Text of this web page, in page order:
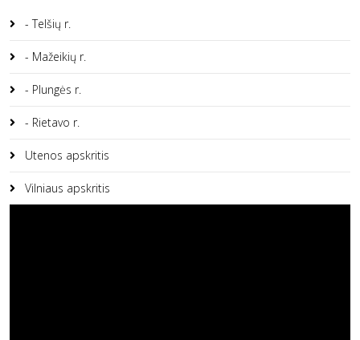
- Telšių r.
- Mažeikių r.
- Plungės r.
- Rietavo r.
Utenos apskritis
Vilniaus apskritis